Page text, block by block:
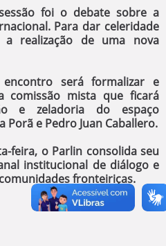
foi o debate sobre a
Para dar celeridade
realização de uma nova
será formalizar e
comissão mista que ficará
e zeladoria do espaço
e Pedro Juan Caballero.
feira, o Parlin consolida seu
institucional de diálogo e
fronteiriças.